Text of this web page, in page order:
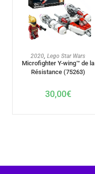
AJOUTER AU PANIER
2020, Lego Star Wars
Microfighter Y-wing™ de la
Résistance (75263)
30,00€